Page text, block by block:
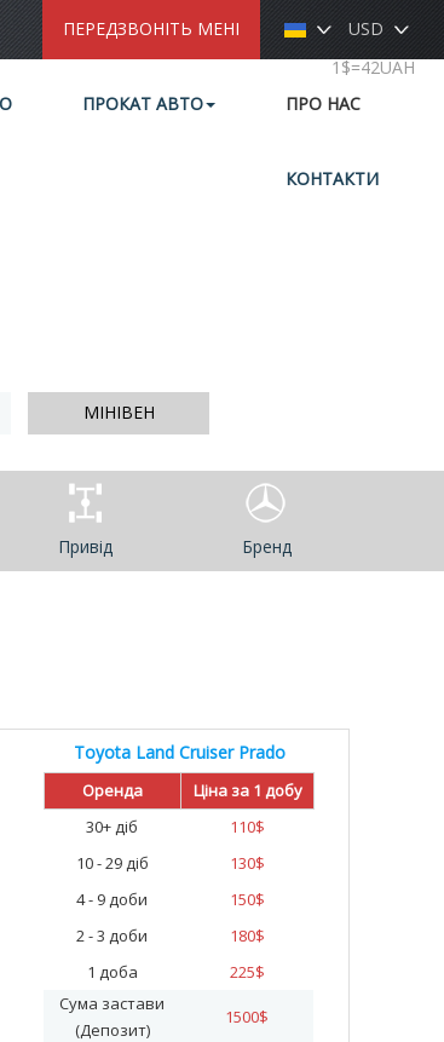
ПЕРЕДЗВОНІТЬ МЕНІ
USD
1$=42UAH
ПРОКАТ АВТО ПРО НАС
КОНТАКТИ
МІНІВЕН
Привід Бренд
Toyota Land Cruiser Prado
Оренда
Ціна за 1 добу
30+ діб
110$
10 - 29 діб
130$
4 - 9 доби
150$
2 - 3 доби
180$
1 доба
225$
Сума застави
(Депозит)
1500$